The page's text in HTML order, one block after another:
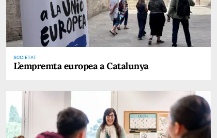
SOCIETAT
L’empremta europea a Catalunya